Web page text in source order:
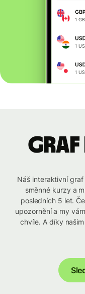
graf
Náš interaktivní graf
směnné kurzy a
posledních 5 let.
upozornění a my
chvíle. A díky